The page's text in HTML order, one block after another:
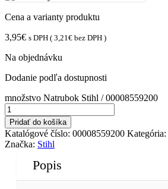
Cena a varianty produktu
3,95€ s DPH ( 3,21 € bez DPH )
Na objednávku
Dodanie podľa dostupnosti
množstvo Natrubok Stihl / 00008559200
Pridať do košíka
Katalógové číslo: 00008559200 Kategória:
Značka: Stihl
Popis